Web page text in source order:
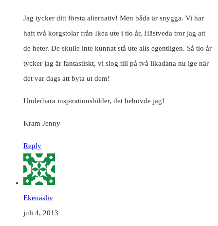
Jag tycker ditt första alternativ! Men båda är snygga. Vi har
haft två korgstolar från Ikea ute i tio år, Hästveda tror jag att
de heter. De skulle inte kunnat stå ute alls egentligen. Så tio år
tycker jag är fantastiskt, vi slog till på två likadana nu ige när
det var dags att byta ut dem!
Underbara inspirationsbilder, det behövde jag!
Kram Jenny
Reply
Ekenäsliv
juli 4, 2013